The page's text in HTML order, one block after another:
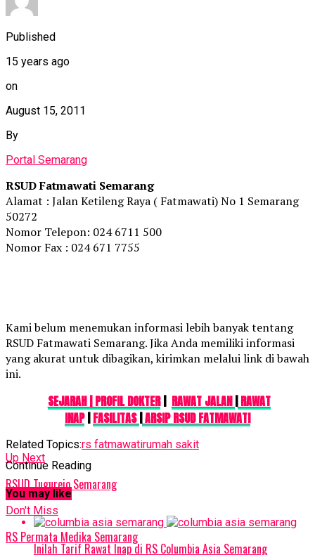
Published
15 years ago
on
August 15, 2011
By
Portal Semarang
RSUD Fatmawati Semarang
Alamat : Jalan Ketileng Raya ( Fatmawati) No 1 Semarang
50272
Nomor Telepon: 024 6711 500
Nomor Fax : 024 671 7755
Kami belum menemukan informasi lebih banyak tentang
RSUD Fatmawati Semarang. Jika Anda memiliki informasi
yang akurat untuk dibagikan, kirimkan melalui link di bawah
ini.
SEJARAH| PROFIL DOKTER| RAWAT JALAN|RAWAT
INAP|FASILITAS|ARSIP RSUD FATMAWATI
Related Topics:rs fatmawatirumah sakit
Up Next
RSUD Tugurejo Semarang
Don't Miss
RS Permata Medika Semarang
Continue Reading
You may like
Inilah Tarif Rawat Inap di RS Columbia Asia Semarang